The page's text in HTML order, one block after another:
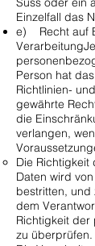
Einzelfall das
e) Recht auf
Person hat
Richtlinien-
gewährte
die
verlangen,
Die
Daten wird
bestritten, und
dem
Richtigkeit der
zu überprüfen.